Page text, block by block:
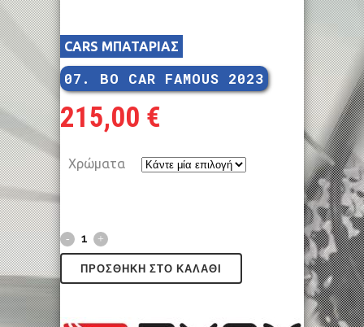
CARS ΜΠΑΤΑΡΙΑΣ
07. BO CAR FAMOUS 2023
215,00 €
Χρώματα
ΠΡΟΣΘΉΚΗ ΣΤΟ ΚΑΛΆΘΙ